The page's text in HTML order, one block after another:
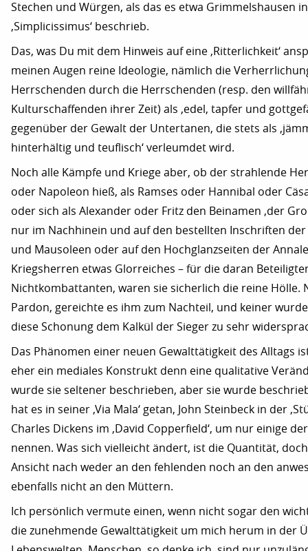
Stechen und Würgen, als das es etwa Grimmelshausen
‚Simplicissimus‘ beschrieb.
Das, was Du mit dem Hinweis auf eine ‚Ritterlichkeit‘
meinen Augen reine Ideologie, nämlich die
Herrschenden durch die Herrschenden (resp. den
Kulturschaffenden ihrer Zeit) als ‚edel, tapfer und
gegenüber der Gewalt der Untertanen, die stets als
hinterhältig und teuflisch‘ verleumdet wird.
Noch alle Kämpfe und Kriege aber, ob der strahlende
oder Napoleon hieß, als Ramses oder Hannibal oder
oder sich als Alexander oder Fritz den Beinamen ‚der
nur im Nachhinein und auf den bestellten Inschriften der
und Mausoleen oder auf den Hochglanzseiten der
Kriegsherren etwas Glorreiches – für die daran
Nichtkombattanten, waren sie sicherlich die reine Hölle.
Pardon, gereichte es ihm zum Nachteil, und keiner
diese Schonung dem Kalkül der Sieger zu sehr
Das Phänomen einer neuen Gewalttätigkeit des Alltags
eher ein mediales Konstrukt denn eine qualitative
wurde sie seltener beschrieben, aber sie wurde
hat es in seiner ‚Via Mala‘ getan, John Steinbeck in der
Charles Dickens im ‚David Copperfield‘, um nur einige
nennen. Was sich vielleicht ändert, ist die Quantität,
Ansicht nach weder an den fehlenden noch an den
ebenfalls nicht an den Müttern.
Ich persönlich vermute einen, wenn nicht sogar den
die zunehmende Gewalttätigkeit um mich herum in der